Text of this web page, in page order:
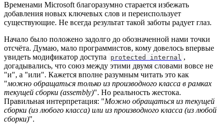
Временами Microsoft благоразумно старается избежать
добавления новых ключевых слов и переиспользует
существующие. Не всегда результат такой заботы радует глаз.
Начало было положено задолго до обозначенной нами точки
отсчёта. Думаю, мало программистов, кому довелось впервые
увидеть модификатор доступа
protected internal ,
догадывались, что союз между этими двумя словами вовсе не
"и", а "или". Кажется вполне разумным читать это как
"можно обращаться только из производного класса в рамках
текущей сборки (assembly)". Но реальность жестока.
Правильная интерпретация: "Можно обращаться из текущей
сборки (из любого класса) или из производного класса (из любой
сборки)".